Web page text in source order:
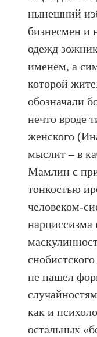
нынешний
бизнесмен и
одежд
именем, а
которой
обозначали
нечто вроде
женского
мыслит – в
Мамлин с
тонкостью
человеком-
нарциссизма
не нашел
как и
остальных